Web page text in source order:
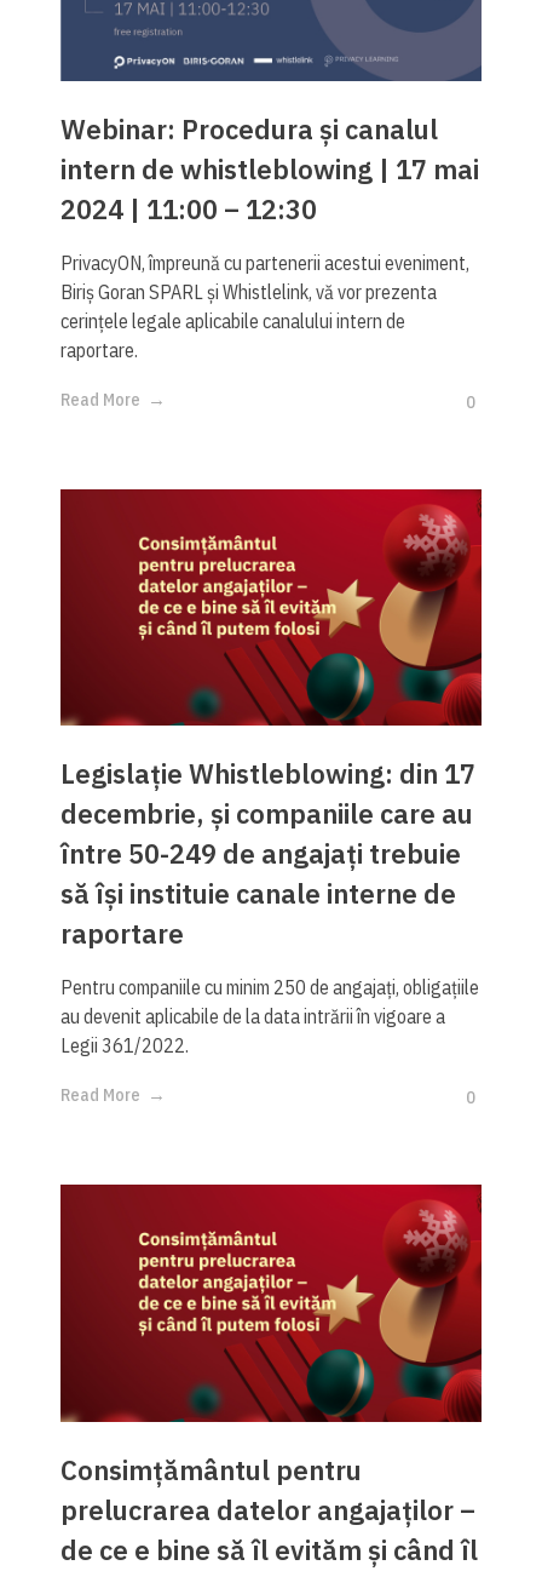
Webinar: Procedura și canalul
intern de whistleblowing | 17 mai
2024 | 11:00 – 12:30
PrivacyON, împreună cu partenerii acestui eveniment,
Biriș Goran SPARL și Whistlelink, vă vor prezenta
cerințele legale aplicabile canalului intern de
raportare.
Read More 0
Legislație Whistleblowing: din 17
decembrie, și companiile care au
între 50-249 de angajați trebuie
să își instituie canale interne de
raportare
Pentru companiile cu minim 250 de angajați, obligațiile
au devenit aplicabile de la data intrării în vigoare a
Legii 361/2022.
Read More 0
Consimțământul pentru
prelucrarea datelor angajaților –
de ce e bine să îl evităm și când îl